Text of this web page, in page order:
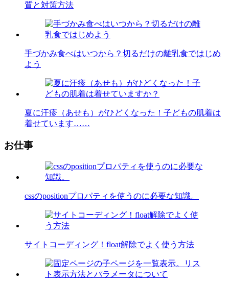
質と対策方法
手づかみ食べはいつから？切るだけの離乳食ではじめ
よう
夏に汗疹（あせも）がひどくなった！子どもの肌着は
着せています……
お仕事
cssのpositionプロパティを使うのに必要な知識。
サイトコーディング！float解除でよく使う方法